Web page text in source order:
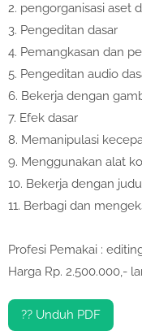
2. pengorganisasi aset
3. Pengeditan dasar
4. Pemangkasan dan
5. Pengeditan audio
6. Bekerja dengan
7. Efek dasar
8. Memanipulasi
9. Menggunakan alat
10. Bekerja dengan
11. Berbagi dan
Profesi Pemakai :
Harga Rp. 2.500.000,-
?? Unduh PDF